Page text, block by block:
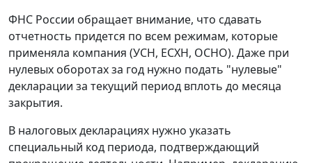
ФНС России обращает внимание, что сдавать
отчетность придется по всем режимам, которые
применяла компания (УСН, ЕСХН, ОСНО). Даже при
нулевых оборотах за год нужно подать "нулевые"
декларации за текущий период вплоть до месяца
закрытия.
В налоговых декларациях нужно указать
специальный код периода, подтверждающий